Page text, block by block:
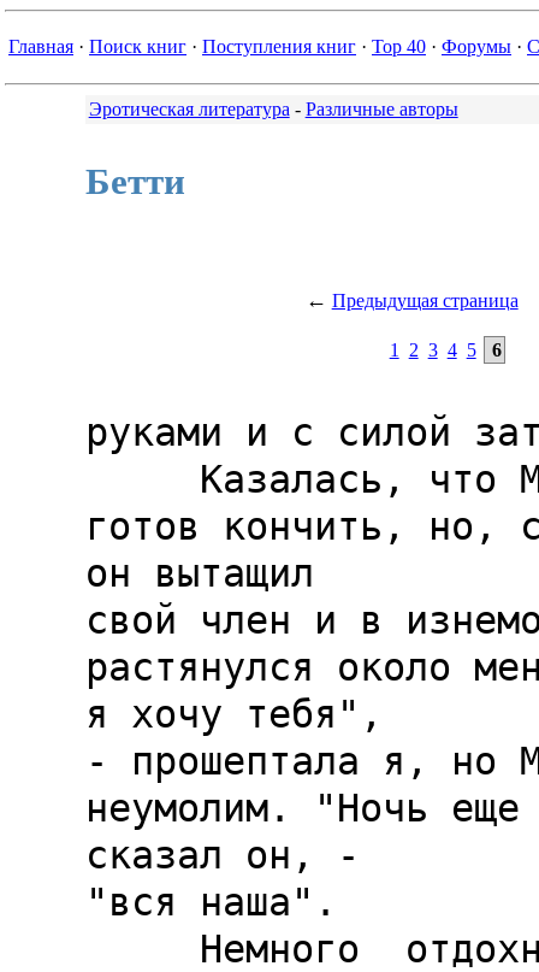
Главная · Поиск книг · Поступления книг · Top 40 · Форумы ·
Эротическая литература - Различные авторы
Бетти
← Предыдущая страница
1 2 3 4 5 6
руками и с силой
готов кончить, но,
он вытащил
свой член и в
растянулся около
я хочу тебя",
- прошептала я, но
неумолим. "Ночь
сказал он, -
"вся наша".